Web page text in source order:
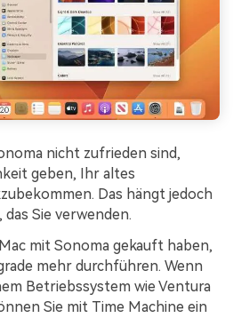
nicht zufrieden sind,
geben, Ihr altes
Das hängt jedoch
Sie verwenden.
mit Sonoma gekauft haben,
mehr durchführen. Wenn
Betriebssystem wie Ventura
Sie mit Time Machine ein